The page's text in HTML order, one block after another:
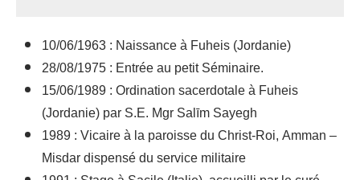
​​​10/06/1963 : Naissance à Fuheis (Jordanie)
28/08/1975 : Entrée au petit Séminaire.
15/06/1989 : Ordination sacerdotale à Fuheis
(Jordanie) par S.E. Mgr Salīm Sayegh
1989 : Vicaire à la paroisse du Christ-Roi, Amman –
Misdar dispensé du service militaire